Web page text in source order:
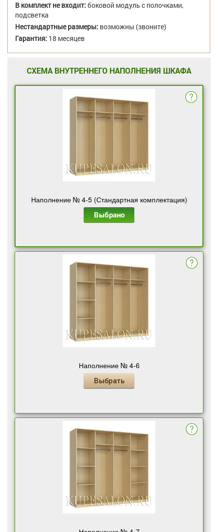
В комплект не входит: боковой модуль с полочками,
подсветка
Нестандартные размеры: возможны (звоните)
Гарантия: 18 месяцев
СХЕМА ВНУТРЕННЕГО НАПОЛНЕНИЯ ШКАФА
Наполнение № 4-5 (Стандартная комплектация)
Выбрано
Наполнение № 4-6
Выбрать